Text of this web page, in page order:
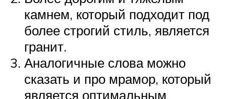
камнем, который подходит под
более строгий стиль, является
гранит.
Аналогичные слова можно
сказать и про мрамор, который
является оптимальным